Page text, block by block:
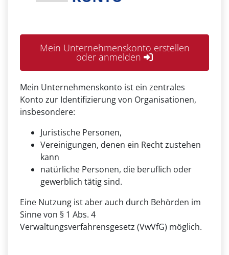
Mein Unternehmenskonto erstellen
oder anmelden
Mein Unternehmenskonto ist ein zentrales
Konto zur Identifizierung von Organisationen,
insbesondere:
Juristische Personen,
Vereinigungen, denen ein Recht zustehen
kann
natürliche Personen, die beruflich oder
gewerblich tätig sind.
Eine Nutzung ist aber auch durch Behörden im
Sinne von § 1 Abs. 4
Verwaltungsverfahrensgesetz (VwVfG) möglich.